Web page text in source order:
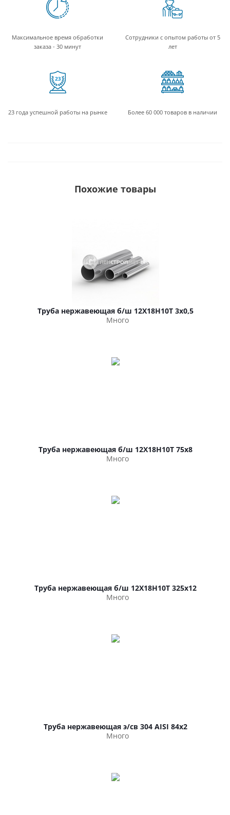
Максимальное время обработки
заказа - 30 минут
Сотрудники с опытом работы от 5
лет
23 года успешной работы на рынке Более 60 000 товаров в наличии
Похожие товары
Труба нержавеющая б/ш 12Х18Н10Т 3х0,5
Много
Труба нержавеющая б/ш 12Х18Н10Т 75х8
Много
Труба нержавеющая б/ш 12Х18Н10Т 325х12
Много
Труба нержавеющая э/св 304 AISI 84х2
Много